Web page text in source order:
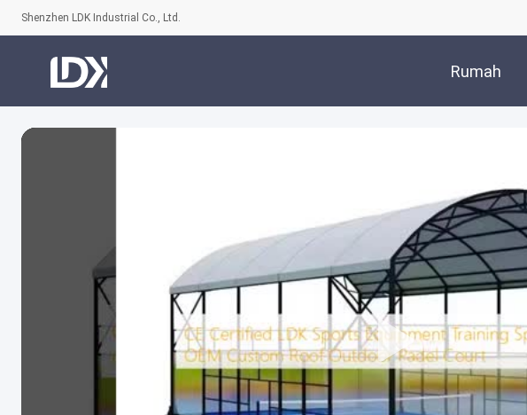
Shenzhen LDK Industrial Co., Ltd.
Rumah